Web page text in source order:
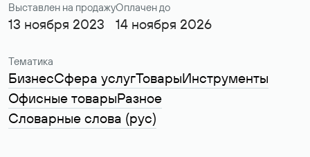
Выставлен на продажу
13 ноября 2023
Оплачен до
14 ноября 2026
Тематика
БизнесСфера услугТоварыИнструменты
Офисные товарыРазное
Словарные слова (рус)